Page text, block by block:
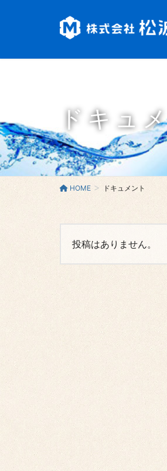
ドキュ
HOME ドキュメント
投稿はありません。